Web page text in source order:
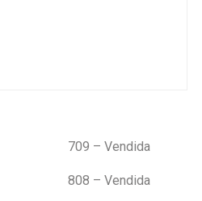
709 – Vendida
808 – Vendida